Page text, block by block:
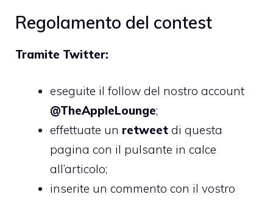
Regolamento del contest
Tramite Twitter:
eseguite il follow del nostro account
@TheAppleLounge;
effettuate un retweet di questa
pagina con il pulsante in calce
all’articolo;
inserite un commento con il vostro